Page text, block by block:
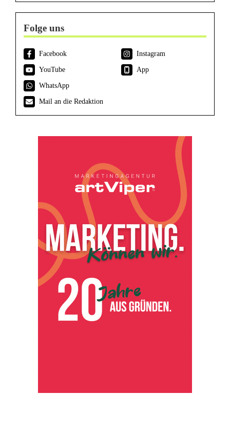
Folge uns
Facebook
Instagram
YouTube
App
WhatsApp
Mail an die Redaktion